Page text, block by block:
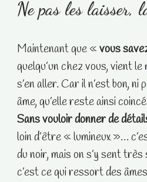
Ne pas les laisser,
Maintenant que «vous
quelqu’un chez vous, vient le
s’en aller. Car il n’est bon,
âme, qu’elle reste ainsi
Sans vouloir donner de
loin d’être « lumineux »…
du noir, mais on s’y sent
c’est ce qui ressort des